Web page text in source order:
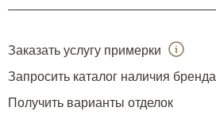
Заказать услугу примерки
Запросить каталог наличия бренда
Получить варианты отделок